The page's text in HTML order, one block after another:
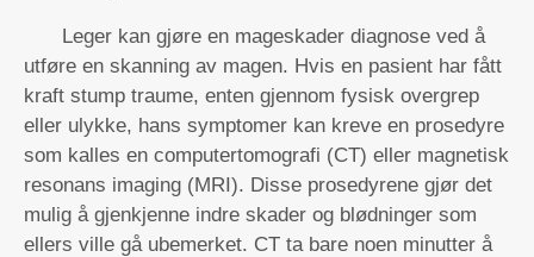
Leger kan gjøre en mageskader diagnose ved å
utføre en skanning av magen. Hvis en pasient har fått
kraft stump traume, enten gjennom fysisk overgrep
eller ulykke, hans symptomer kan kreve en prosedyre
som kalles en computertomografi (CT) eller magnetisk
resonans imaging (MRI). Disse prosedyrene gjør det
mulig å gjenkjenne indre skader og blødninger som
ellers ville gå ubemerket. CT ta bare noen minutter å